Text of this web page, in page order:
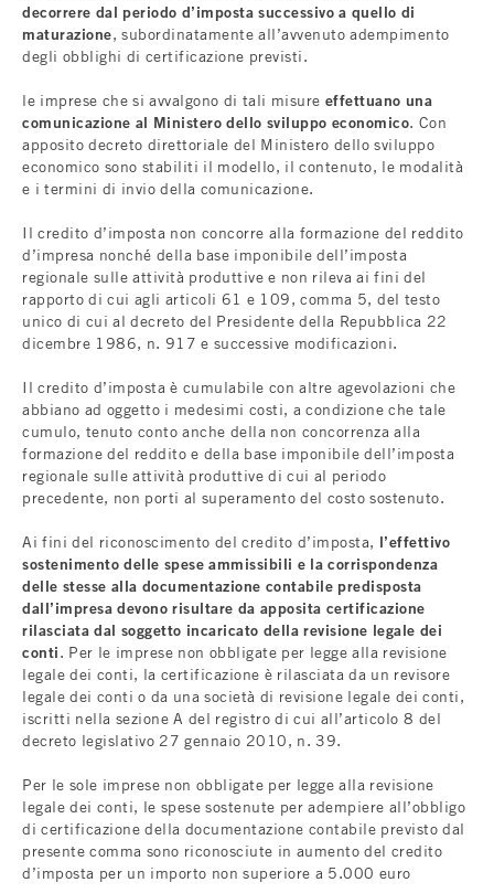
decorrere dal periodo d’imposta successivo a quello di
maturazione, subordinatamente all’avvenuto adempimento
degli obblighi di certificazione previsti.
le imprese che si avvalgono di tali misure effettuano una
comunicazione al Ministero dello sviluppo economico. Con
apposito decreto direttoriale del Ministero dello sviluppo
economico sono stabiliti il modello, il contenuto, le modalità
e i termini di invio della comunicazione.
Il credito d’imposta non concorre alla formazione del reddito
d’impresa nonché della base imponibile dell’imposta
regionale sulle attività produttive e non rileva ai fini del
rapporto di cui agli articoli 61 e 109, comma 5, del testo
unico di cui al decreto del Presidente della Repubblica 22
dicembre 1986, n. 917 e successive modificazioni.
Il credito d’imposta è cumulabile con altre agevolazioni che
abbiano ad oggetto i medesimi costi, a condizione che tale
cumulo, tenuto conto anche della non concorrenza alla
formazione del reddito e della base imponibile dell’imposta
regionale sulle attività produttive di cui al periodo
precedente, non porti al superamento del costo sostenuto.
Ai fini del riconoscimento del credito d’imposta, l’effettivo
sostenimento delle spese ammissibili e la corrispondenza
delle stesse alla documentazione contabile predisposta
dall’impresa devono risultare da apposita certificazione
rilasciata dal soggetto incaricato della revisione legale dei
conti. Per le imprese non obbligate per legge alla revisione
legale dei conti, la certificazione è rilasciata da un revisore
legale dei conti o da una società di revisione legale dei conti,
iscritti nella sezione A del registro di cui all’articolo 8 del
decreto legislativo 27 gennaio 2010, n. 39.
Per le sole imprese non obbligate per legge alla revisione
legale dei conti, le spese sostenute per adempiere all’obbligo
di certificazione della documentazione contabile previsto dal
presente comma sono riconosciute in aumento del credito
d’imposta per un importo non superiore a 5.000 euro